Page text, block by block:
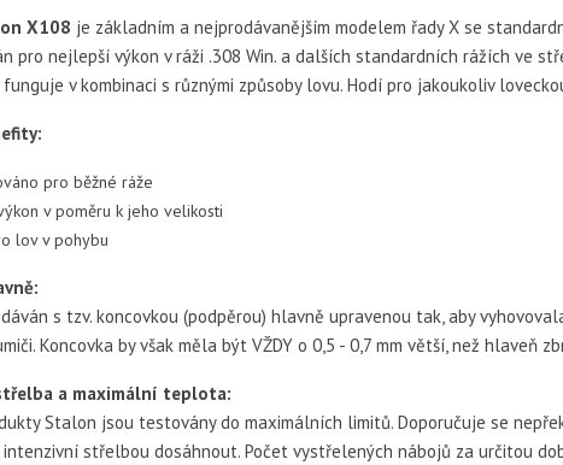
X108 je základním a nejprodávanějším modelem řady X se
pro nejlepší výkon v ráži .308 Win. a dalších standardních rážích ve
v kombinaci s různými způsoby lovu. Hodí pro jakoukoliv
pro běžné ráže
v poměru k jeho velikosti
lov v pohybu
s tzv. koncovkou (podpěrou) hlavně upravenou tak, aby
Koncovka by však měla být VŽDY o 0,5 - 0,7 mm větší, než hlaveň
a maximální teplota:
Stalon jsou testovány do maximálních limitů. Doporučuje se
střelbou dosáhnout. Počet vystřelených nábojů za určitou